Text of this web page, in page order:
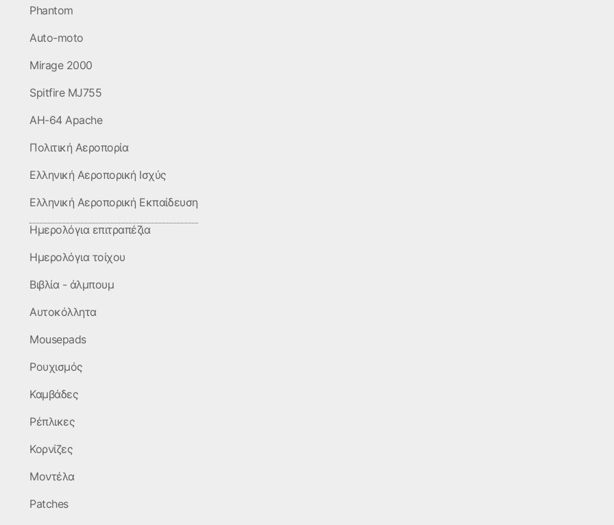
Phantom
Auto-moto
Mirage 2000
Spitfire MJ755
AH-64 Apache
Πολιτική Αεροπορία
Ελληνική Αεροπορική Ισχύς
Ελληνική Αεροπορική Εκπαίδευση
Ημερολόγια επιτραπέζια
Ημερολόγια τοίχου
Βιβλία - άλμπουμ
Aυτοκόλλητα
Mousepads
Ρουχισμός
Καμβάδες
Ρέπλικες
Κορνίζες
Μοντέλα
Patches